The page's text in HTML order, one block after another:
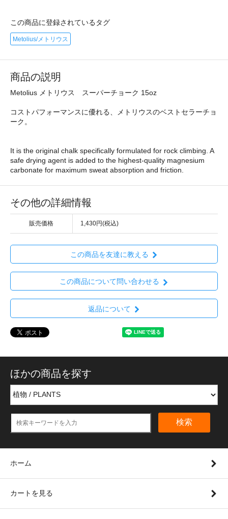
この商品に登録されているタグ
Metolius/メトリウス
商品の説明
Metolius メトリウス スーパーチョーク 15oz
コストパフォーマンスに優れる、メトリウスのベストセラーチョ
ーク。
It is the original chalk specifically formulated for rock climbing. A
safe drying agent is added to the highest-quality magnesium
carbonate for maximum sweat absorption and friction.
その他の詳細情報
販売価格 1,430円(税込)
この商品を友達に教える
この商品について問い合わせる
返品について
ほかの商品を探す
検索
ホーム
カートを見る